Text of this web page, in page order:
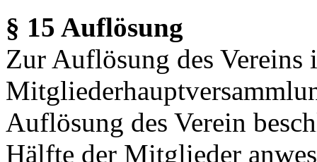
§ 15 Auflösung
Zur Auflösung des
Auflösung des Verein
Hälfte der Mitglieder